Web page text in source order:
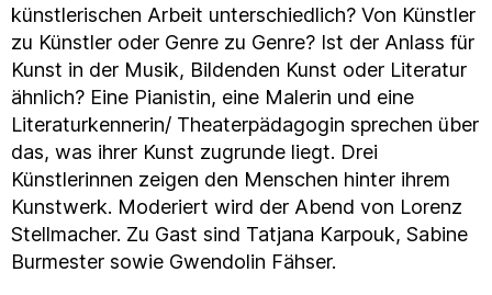
künstlerischen Arbeit unterschiedlich? Von Künstler
zu Künstler oder Genre zu Genre? Ist der Anlass für
Kunst in der Musik, Bildenden Kunst oder Literatur
ähnlich? Eine Pianistin, eine Malerin und eine
Literaturkennerin/ Theaterpädagogin sprechen über
das, was ihrer Kunst zugrunde liegt. Drei
Künstlerinnen zeigen den Menschen hinter ihrem
Kunstwerk. Moderiert wird der Abend von Lorenz
Stellmacher. Zu Gast sind Tatjana Karpouk, Sabine
Burmester sowie Gwendolin Fähser.